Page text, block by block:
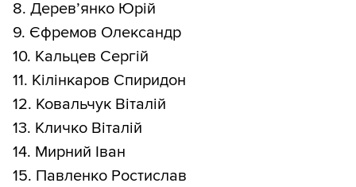
8. Дерев’янко Юрій
9. Єфремов Олександр
10. Кальцев Сергій
11. Кілінкаров Спиридон
12. Ковальчук Віталій
13. Кличко Віталій
14. Мирний Іван
15. Павленко Ростислав